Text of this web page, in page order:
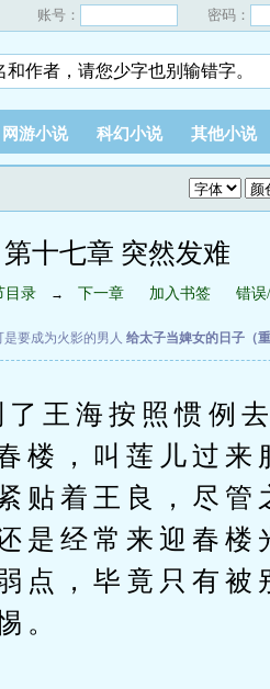
账号： 密码：
网游小说 科幻小说 其他小说
十七章 突然发难
目录 → 下一章 加入书签 错误
是要成为火影的男人 给太子当婢女的日子（重
王海按照惯例
楼，叫莲儿过来
贴着王良，尽管
是经常来迎春楼
点，毕竟只有被
。